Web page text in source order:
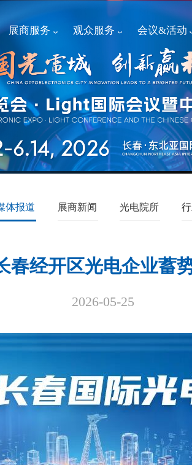
展商服务 观众服务 会议&活动
体报道 展商新闻 光电院所
春经开区光电企业蓄
2026-05-25